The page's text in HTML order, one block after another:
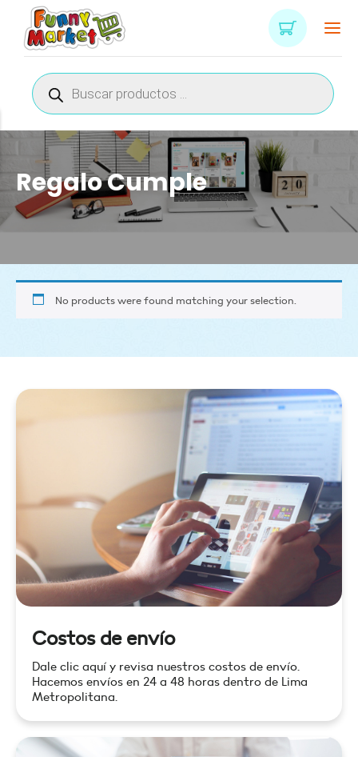
Búsqueda
de
productos
Regalo Cumple
No products were found matching your selection.
Costos de envío
Dale clic aquí y revisa nuestros costos de envío.
Hacemos envíos en 24 a 48 horas dentro de Lima
Metropolitana.